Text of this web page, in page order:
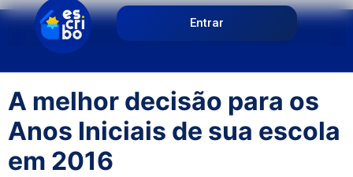
Entrar
A melhor decisão para os
Anos Iniciais de sua escola
em 2016